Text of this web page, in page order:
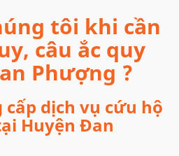
tôi khi cần
câu ắc quy
Phượng ?
cấp dịch vụ cứu hộ
Huyện Đan